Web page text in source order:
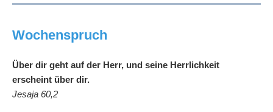
Wochenspruch
Über dir geht auf der Herr, und seine Herrlichkeit
erscheint über dir.
Jesaja 60,2